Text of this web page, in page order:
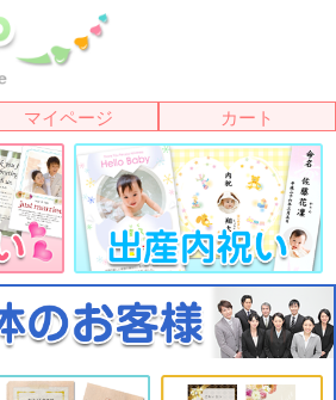
マイページ カート